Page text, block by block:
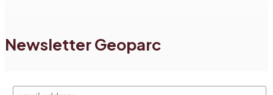
Newsletter Geoparc